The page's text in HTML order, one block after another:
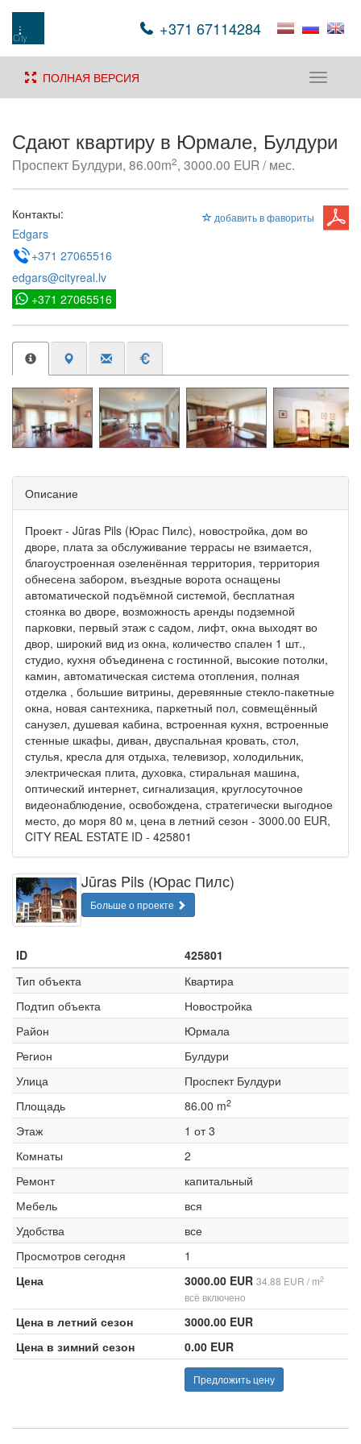
+371 67114284
Toggle
ПОЛНАЯ ВЕРСИЯ
Сдают квартиру в Юрмале, Булдури
Проспект Булдури, 86.00m2, 3000.00 EUR / мес.
добавить в фавориты
Контакты:
Edgars
+371 27065516
edgars@cityreal.lv
+371 27065516
Описание
Проект - Jūras Pils (Юрас Пилс), новостройка, дом во
дворе, плата за обслуживание террасы не взимается,
благоустроенная озеленённая территория, территория
обнесена забором, въездные ворота оснащены
автоматической подъёмной системой, бесплатная
стоянка во дворе, возможность аренды подземной
парковки, первый этаж с садом, лифт, окна выходят во
двор, широкий вид из окна, количество спален 1 шт.,
студио, кухня объединена с гостинной, высокие потолки,
камин, автоматическая система отопления, полная
отделка , большие витрины, деревянные стекло-пакетные
окна, новая сантехника, паркетный пол, совмещённый
санузел, душевая кабина, встроенная кухня, встроенные
стенные шкафы, диван, двуспальная кровать, стол,
стулья, кресла для отдыха, телевизор, холодильник,
электрическая плита, духовка, стиральная машина,
oптический интернет, сигнализация, круглосуточное
видеонаблюдение, освобождена, стратегически выгодное
место, до моря 80 м, цена в летний сезон - 3000.00 EUR,
CITY REAL ESTATE ID - 425801
Jūras Pils (Юрас Пилс)
Больше о проекте
ID
425801
Тип объекта
Квартира
Подтип объекта
Новостройка
Район
Юрмала
Регион
Булдури
Улица
Проспект Булдури
Площадь
86.00 m2
Этаж
1 от 3
Комнаты
2
Ремонт
капитальный
Мебель
вся
Удобства
все
Просмотров сегодня
1
Цена
3000.00 EUR 34.88 EUR / m2
всё включено
Цена в летний сезон
3000.00 EUR
Цена в зимний сезон
0.00 EUR
Предложить цену